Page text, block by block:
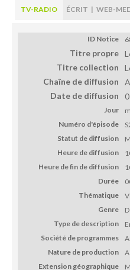
TV-RADIO ÉCRIT | WEB-
ID Notice
Titre propre
Titre collection
Chaîne de diffusion
Date de diffusion
Jour
Numéro d'épisode
Statut de diffusion
Heure de diffusion
Heure de fin de diffusion
Durée
Thématique
Genre
Type de description
Société de programmes
Nature de production
Extension géographique